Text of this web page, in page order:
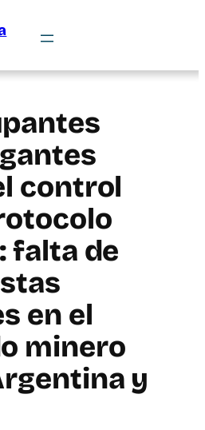
control
falta de
en el
minero
y